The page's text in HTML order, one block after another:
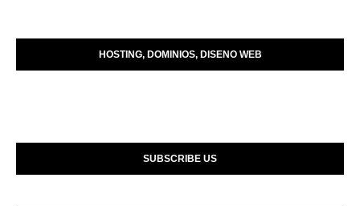
HOSTING, DOMINIOS, DISENO WEB
SUBSCRIBE US